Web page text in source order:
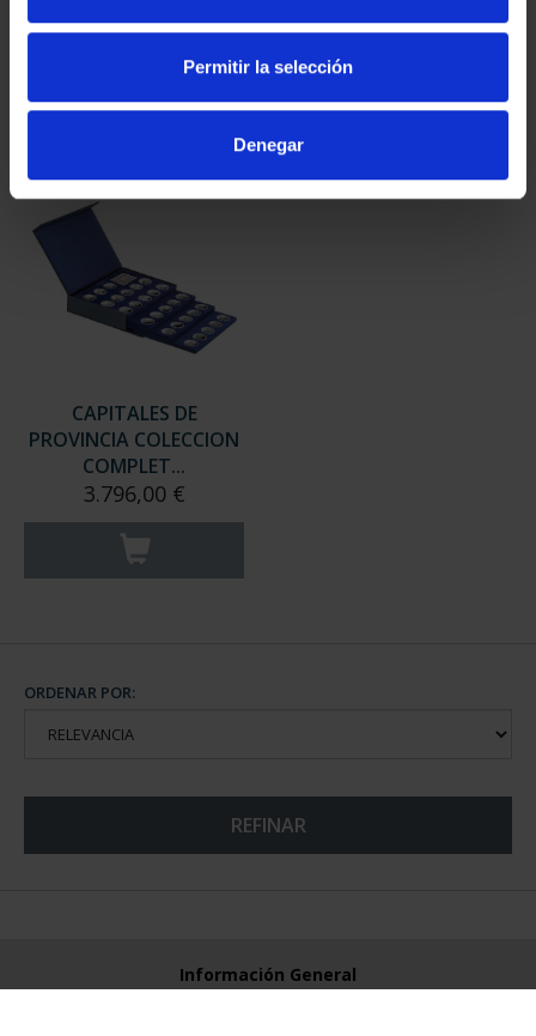
Permitir la selección
Denegar
PROVINCIA 3
registrados
PROVINCIA 4
registrados
CAPITALES DE
PROVINCIA COLECCION
COMPLET...
3.796,00 €
ORDENAR POR:
REFINAR
Información General